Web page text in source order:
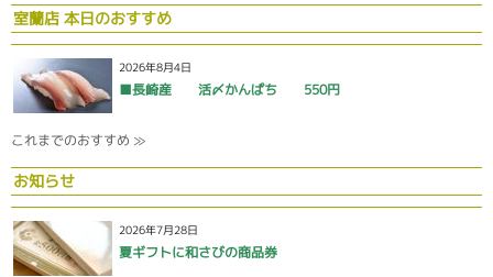
室蘭店 本日のおすすめ
2026年8月4日
■長崎産 活〆かんぱち 550円
これまでのおすすめ ≫
お知らせ
2026年7月28日
夏ギフトに和さびの商品券